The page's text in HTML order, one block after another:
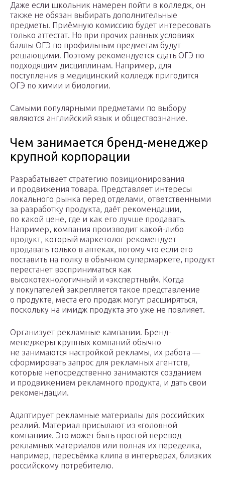
Даже если школьник намерен пойти в колледж, он
также не обязан выбирать дополнительные
предметы. Приёмную комиссию будет интересовать
только аттестат. Но при прочих равных условиях
баллы ОГЭ по профильным предметам будут
решающими. Поэтому рекомендуется сдать ОГЭ по
подходящим дисциплинам. Например, для
поступления в медицинский колледж пригодится
ОГЭ по химии и биологии.
Самыми популярными предметами по выбору
являются английский язык и обществознание.
Чем занимается бренд-менеджер
крупной корпорации
Разрабатывает стратегию позиционирования
и продвижения товара. Представляет интересы
локального рынка перед отделами, ответственными
за разработку продукта, даёт рекомендации,
по какой цене, где и как его лучше продавать.
Например, компания производит какой-либо
продукт, который маркетолог рекомендует
продавать только в аптеках, потому что если его
поставить на полку в обычном супермаркете, продукт
перестанет восприниматься как
высокотехнологичный и «экспертный». Когда
у покупателей закрепляется такое представление
о продукте, места его продаж могут расширяться,
поскольку на имидж продукта это уже не повлияет.
Организует рекламные кампании. Бренд-
менеджеры крупных компаний обычно
не занимаются настройкой рекламы, их работа —
сформировать запрос для рекламных агентств,
которые непосредственно занимаются созданием
и продвижением рекламного продукта, и дать свои
рекомендации.
Адаптирует рекламные материалы для российских
реалий. Материал присылают из «головной
компании». Это может быть простой перевод
рекламных материалов или полная их переделка,
например, пересъёмка клипа в интерьерах, близких
российскому потребителю.